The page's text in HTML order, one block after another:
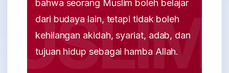
bahwa seorang Muslim boleh belajar
dari budaya lain, tetapi tidak boleh
kehilangan akidah, syariat, adab, dan
tujuan hidup sebagai hamba Allah.